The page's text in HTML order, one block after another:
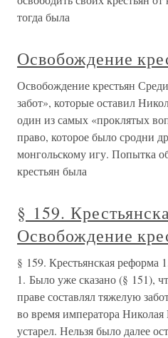
тогда была
Освобождение
Освобождение крестьян
забот», которые оставил
один из самых «проклятых
право, которое было сродни
монгольскому игу. Попытка
крестьян была
§ 159.
Освобождение
§ 159. Крестьянская реформа
1. Было уже сказано (§ 151),
праве составлял тяжелую
во время императора
устарел. Нельзя было далее